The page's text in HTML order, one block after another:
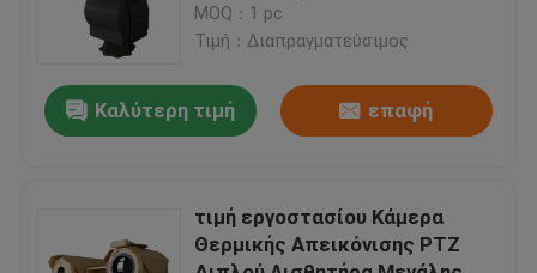
Ειδήσεις
Υποθέσεις
Κάμερα θερμικής λήψης εικόνων PTZ
επιτήρηση
MOQ：1 pc
Τιμή：Διαπραγματεύσιμος
Καλύτερη τιμή επαφή
τιμή εργοστασίου Κάμερα
Θερμικής Απεικόνισης PTZ